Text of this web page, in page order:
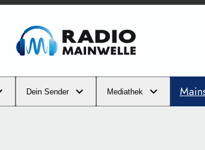
Dein Sender Mediathek